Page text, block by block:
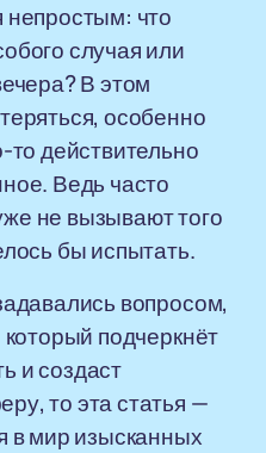
непростым: что
случая или
В этом
особенно
то действительно
Ведь часто
не вызывают того
бы испытать.
вопросом,
который подчеркнёт
и создаст
то эта статья —
в мир изысканных